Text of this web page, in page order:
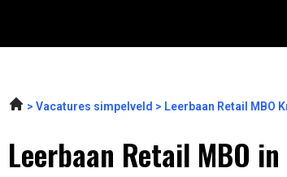
Vacatures simpelveld Leerbaan Retail MBO
Leerbaan Retail MBO in